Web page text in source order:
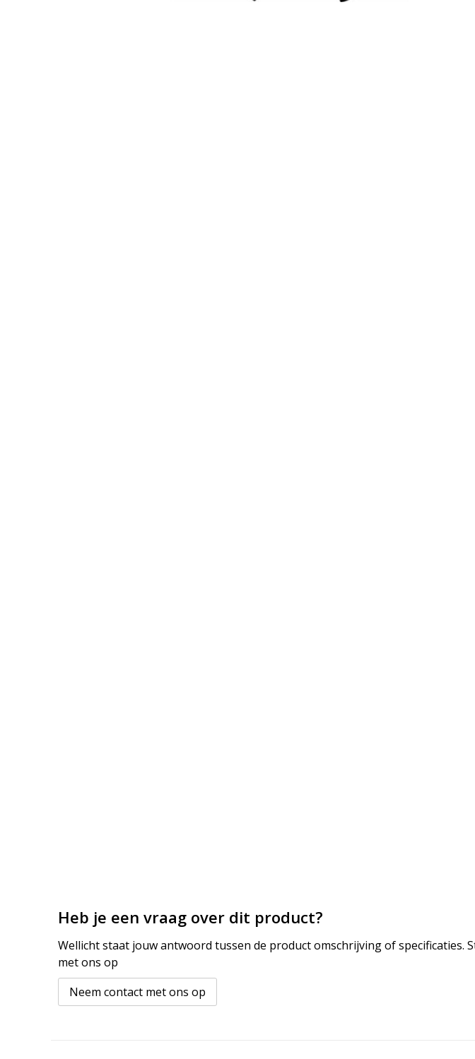
Heb je een vraag over dit product?
Wellicht staat jouw antwoord tussen de product omschrijving of specificaties.
met ons op
Neem contact met ons op